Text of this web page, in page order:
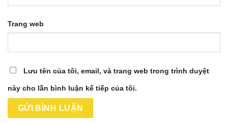
Trang web
Lưu tên của tôi, email, và trang web trong trình duyệt
này cho lần bình luận kế tiếp của tôi.